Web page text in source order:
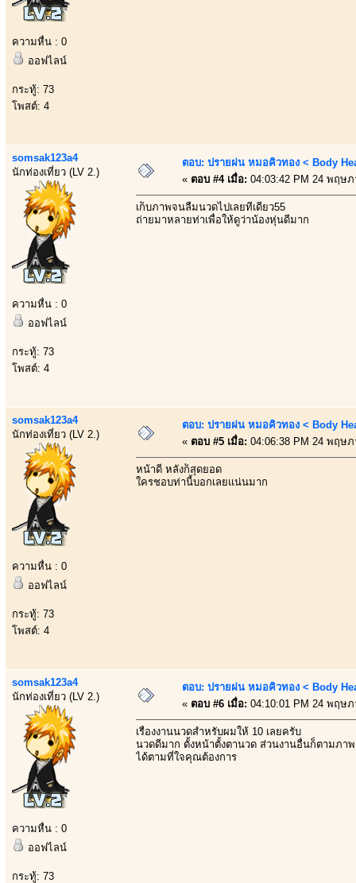
ความหื่น : 0
ออฟไลน์
กระทู้: 73
โพสต์: 4
somsak123a4
นักท่องเที่ยว (LV 2.)
ความหื่น : 0
ออฟไลน์
กระทู้: 73
โพสต์: 4
ตอบ: ปรายฝน หมอคิวทอง < Body
« ตอบ #4 เมื่อ: 04:03:42 PM 24 พฤษ
เก็บภาพจนลืมนวดไปเลยทีเดียว55
ถ่ายมาหลายท่าเพื่อให้ดูว่าน้องหุ่นดีมาก
somsak123a4
นักท่องเที่ยว (LV 2.)
ความหื่น : 0
ออฟไลน์
กระทู้: 73
โพสต์: 4
ตอบ: ปรายฝน หมอคิวทอง < Body
« ตอบ #5 เมื่อ: 04:06:38 PM 24 พฤษ
หน้าดี หลังก็สุดยอด
ใครชอบท่านี้บอกเลยแน่นมาก
somsak123a4
นักท่องเที่ยว (LV 2.)
ความหื่น : 0
ออฟไลน์
กระทู้: 73
ตอบ: ปรายฝน หมอคิวทอง < Body
« ตอบ #6 เมื่อ: 04:10:01 PM 24 พฤษ
เรื่องงานนวดสำหรับผมให้ 10 เลยครับ
นวดดีมาก ตั้งหน้าตั้งตานวด ส่วนงานอื่นก็ตามภาพ
ได้ตามที่ใจคุณต้องการ